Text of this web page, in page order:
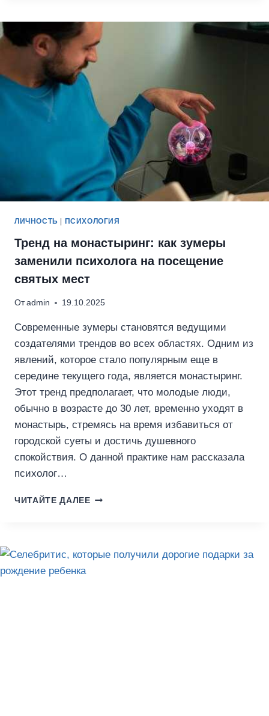
СЕКСЕ,
КОТОРЫЕ
ВЫ
НЕ
ПОЗВОЛЯТЬ
МУЖЧИНЕ
ЛИЧНОСТЬ | ПСИХОЛОГИЯ
Тренд на монастыринг: как зумеры
заменили психолога на посещение
святых мест
От admin 19.10.2025
Современные зумеры становятся ведущими
создателями трендов во всех областях. Одним из
явлений, которое стало популярным еще в
середине текущего года, является монастыринг.
Этот тренд предполагает, что молодые люди,
обычно в возрасте до 30 лет, временно уходят в
монастырь, стремясь на время избавиться от
городской суеты и достичь душевного
спокойствия. О данной практике нам рассказала
психолог…
ЧИТАЙТЕ ДАЛЕЕТРЕНД
ЗАМЕНИЛИ